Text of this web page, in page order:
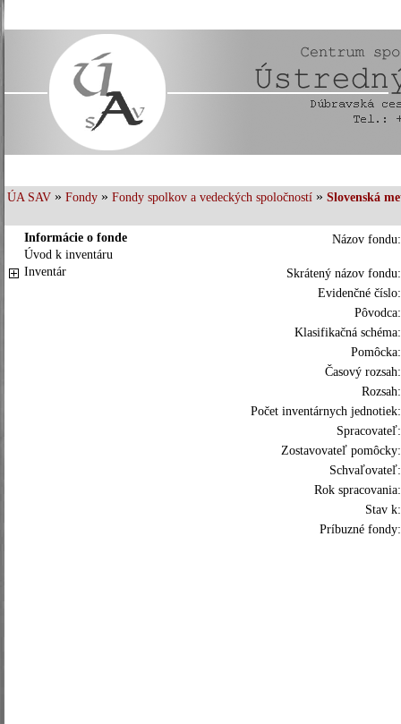
ÚA SAV » Fondy » Fondy spolkov a vedeckých spoločností » Slovenská
Informácie o fonde
Úvod k inventáru
Inventár
Názov fondu:
Skrátený názov fondu:
Evidenčné číslo:
Pôvodca:
Klasifikačná schéma:
Pomôcka:
Časový rozsah:
Rozsah:
Počet inventárnych jednotiek:
Spracovateľ:
Zostavovateľ pomôcky:
Schvaľovateľ:
Rok spracovania:
Stav k:
Príbuzné fondy: